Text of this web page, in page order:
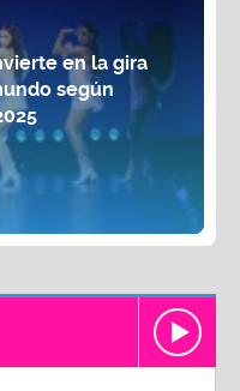
en la gira
según